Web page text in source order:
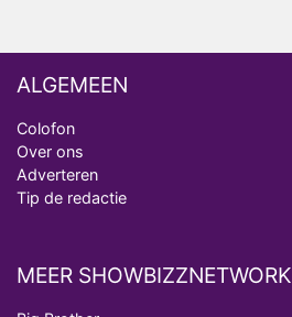
ALGEMEEN
Colofon
Over ons
Adverteren
Tip de redactie
MEER SHOWBIZZNETWORK